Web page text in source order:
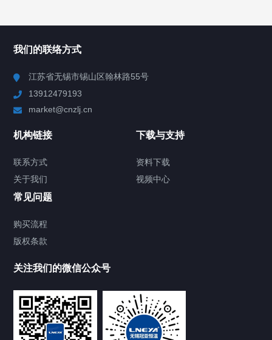
Chiller高精度制冷循环器
TCU温度控制单元
Chiller气体控温系统
Chamber试验箱
我们的联络方式
江苏省无锡市锡山区翰林路55号
13912479193
market@cnzlj.cn
机构链接
联系方式
关于我们
下载与支持
资料下载
视频中心
常见问题
购买流程
版权条款
关注我们的微信公众号